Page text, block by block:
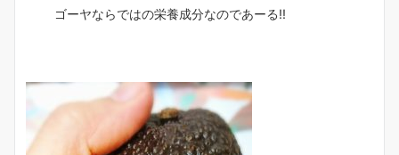
ゴーヤならではの栄養成分なのであーる!!